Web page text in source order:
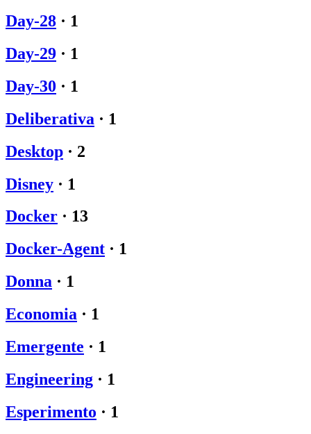
Day-28 · 1
Day-29 · 1
Day-30 · 1
Deliberativa · 1
Desktop · 2
Disney · 1
Docker · 13
Docker-Agent · 1
Donna · 1
Economia · 1
Emergente · 1
Engineering · 1
Esperimento · 1